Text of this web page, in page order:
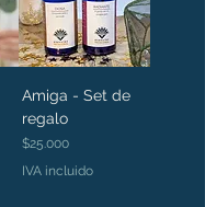
Amiga - Set de
regalo
Precio
$25.000
IVA incluido